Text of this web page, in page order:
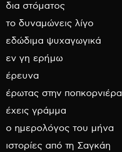
δια στόματος
το δυναμώνεις λίγο
εδώδιμα ψυχαγωγικά
εν γη ερήμω
έρευνα
έρωτας στην ποπκορνιέρα
έχεις γράμμα
ο ημερολόγος του μήνα
ιστορίες από τη Σαγκάη